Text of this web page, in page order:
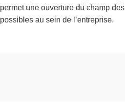
permet une ouverture du champ des
possibles au sein de l’entreprise.